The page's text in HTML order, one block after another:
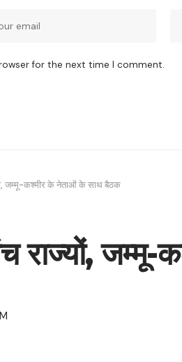
for the next time I comment.
जम्मू-कश्मीर के नेताओं के साथ बैठक
राज्यों,